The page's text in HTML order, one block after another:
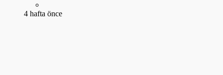
4 hafta önce